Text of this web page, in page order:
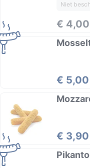
Niet
€ 4,00
€ 5,00
€ 3,90
Pikanto